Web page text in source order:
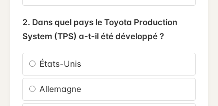
2. Dans quel pays le Toyota Production
System (TPS) a-t-il été développé ?
États-Unis
Allemagne